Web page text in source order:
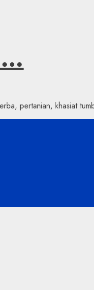
pertanian, khasiat